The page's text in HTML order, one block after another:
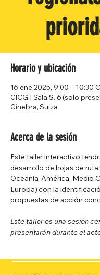
Horario y ubicación
16 ene 2025, 9:00 – 10:30
CICG I Sala S. 6 (solo
Ginebra, Suiza
Acerca de la sesión
Este taller interactivo
desarrollo de hojas de
Oceanía, América, Medio
Europa) con la
propuestas de acción
Este taller es una sesión
presentarán durante el